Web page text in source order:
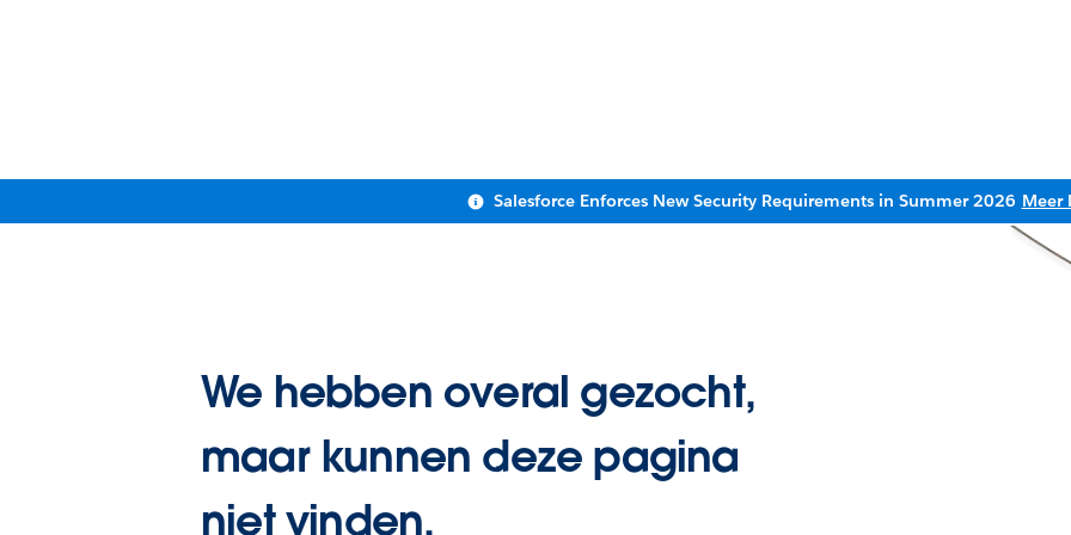
Salesforce Enforces New Security Requirements in Summer 2026 Meer
We hebben overal gezocht,
maar kunnen deze pagina
niet vinden.